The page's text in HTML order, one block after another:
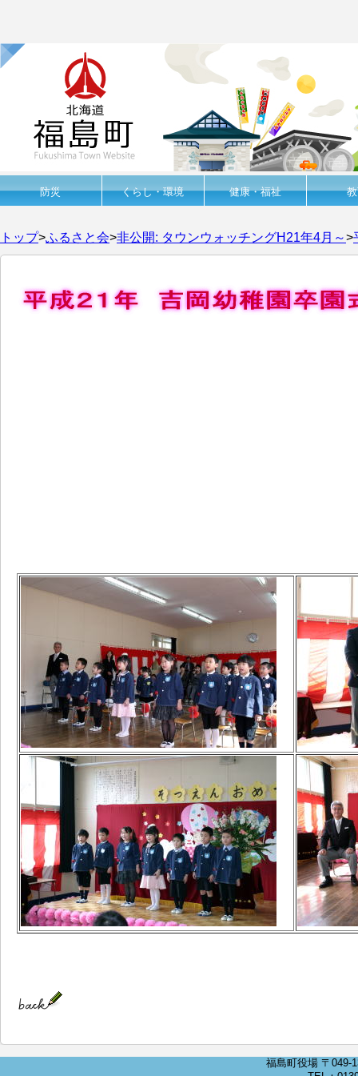
防災 くらし・環境 健康・福祉
トップ>ふるさと会>非公開: タウンウォッチングH21年4月～>
福島町役場 〒049-